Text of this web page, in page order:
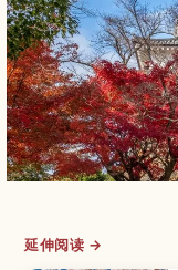
延伸阅读 →